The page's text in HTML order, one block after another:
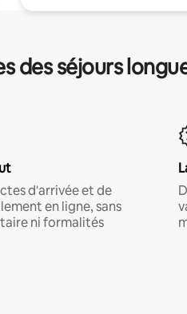
des séjours
d'arrivée et de
en ligne, sans
ni formalités